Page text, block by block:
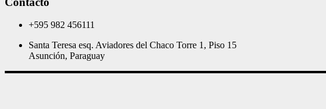
+595 982 456111
Santa Teresa esq. Aviadores del Chaco Torre 1, Piso 15
Asunción, Paraguay